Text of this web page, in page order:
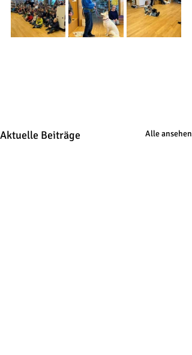
Aktuelle Beiträge Alle ansehen